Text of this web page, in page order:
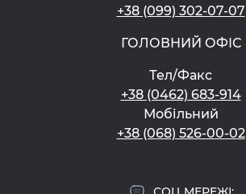
+38 (099) 302-07-07
ГОЛОВНИЙ ОФІС
Тел/Факс
+38 (0462) 683-914
Мобільний
+38 (068) 526-00-02